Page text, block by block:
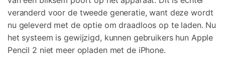
veranderd voor de tweede generatie, want deze wordt
nu geleverd met de optie om draadloos op te laden. Nu
het systeem is gewijzigd, kunnen gebruikers hun Apple
Pencil 2 niet meer opladen met de iPhone.